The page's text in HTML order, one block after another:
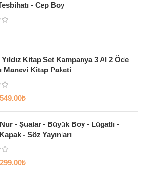
- Cep Boy
Kitap Set Kampanya 3 Al 2 Öde
Manevi Kitap Paketi
549.00₺
- Şualar - Büyük Boy - Lügatlı -
- Söz Yayınları
299.00₺